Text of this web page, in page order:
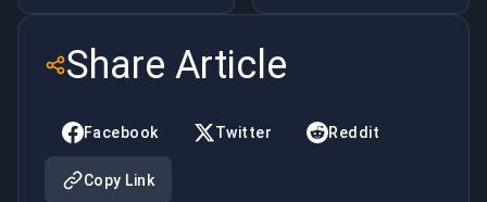
Share Article
Facebook Twitter Reddit
Copy Link